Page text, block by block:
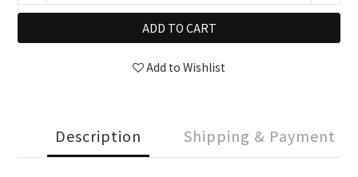
ADD TO CART
Add to Wishlist
Description Shipping & Payment